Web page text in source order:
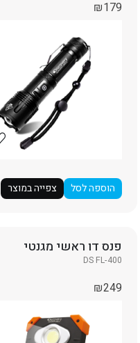
₪179
הוספה לסל צפייה במוצר
פנס דו ראשי מגנטי
DS FL-400
₪249